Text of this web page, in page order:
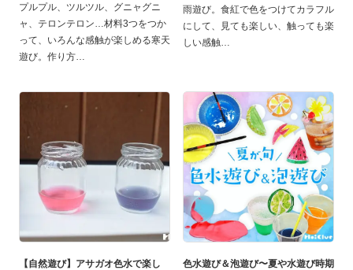
プルプル、ツルツル、グニャグニ
ャ、テロンテロン…材料3つをつか
って、いろんな感触が楽しめる寒天
遊び。作り方
雨遊び。食紅で色をつけてカラフル
にして、見ても楽しい、触っても楽
しい感触
【自然遊び】アサガオ色水で楽し
色水遊び＆泡遊び〜夏や水遊び時期